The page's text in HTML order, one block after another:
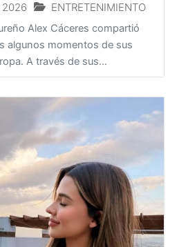
ENTRETENIMIENTO
Alex Cáceres compartió
algunos momentos de sus
A través de sus...